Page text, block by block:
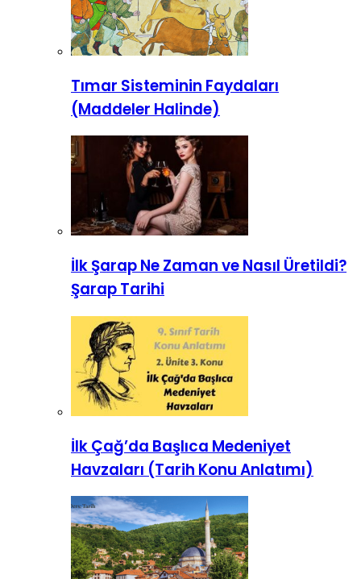
Tımar Sisteminin Faydaları
(Maddeler Halinde)
İlk Şarap Ne Zaman ve Nasıl Üretildi?
Şarap Tarihi
İlk Çağ’da Başlıca Medeniyet
Havzaları (Tarih Konu Anlatımı)